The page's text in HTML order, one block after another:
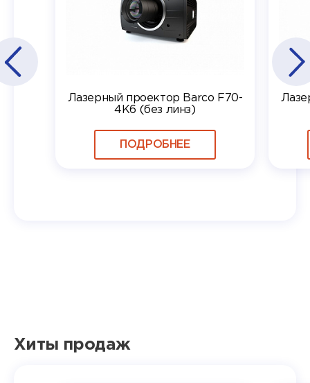
Лазерный проектор Barco F70-
4K6 (без линз)
ПОДРОБНЕЕ
Хиты продаж